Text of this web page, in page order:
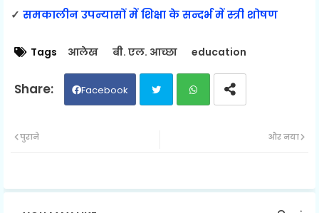
✓ समकालीन उपन्यासों में शिक्षा के सन्दर्भ में स्त्री शोषण
Tags आलेख बी. एल. आच्छा education
Facebook
ap
और नया
पुराने